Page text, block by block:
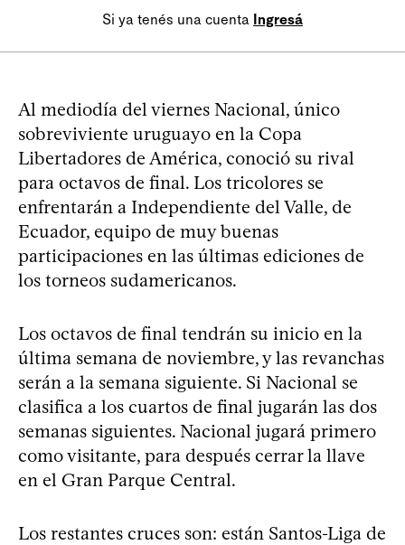
Si ya tenés una cuenta Ingresá
Al mediodía del viernes Nacional, único
sobreviviente uruguayo en la Copa
Libertadores de América, conoció su rival
para octavos de final. Los tricolores se
enfrentarán a Independiente del Valle, de
Ecuador, equipo de muy buenas
participaciones en las últimas ediciones de
los torneos sudamericanos.
Los octavos de final tendrán su inicio en la
última semana de noviembre, y las revanchas
serán a la semana siguiente. Si Nacional se
clasifica a los cuartos de final jugarán las dos
semanas siguientes. Nacional jugará primero
como visitante, para después cerrar la llave
en el Gran Parque Central.
Los restantes cruces son: están Santos-Liga de